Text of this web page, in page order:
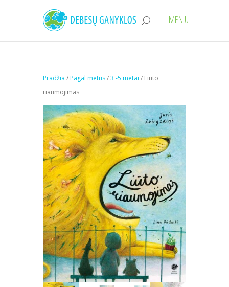
Pradžia /Pagal metus/3 -5 metai / Liūto
riaumojimas